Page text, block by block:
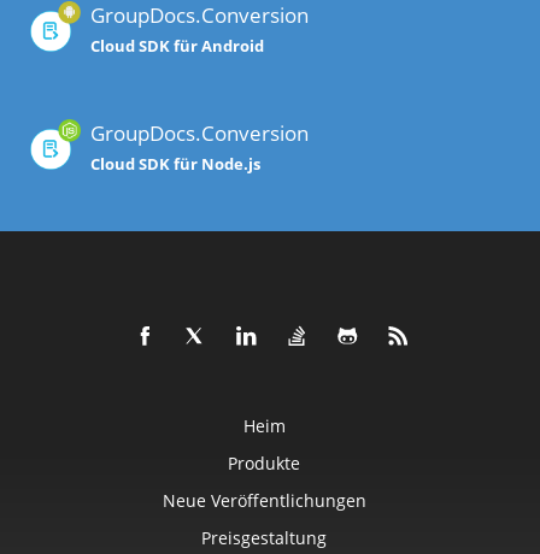
GroupDocs.Conversion
Cloud SDK für Android
GroupDocs.Conversion
Cloud SDK für Node.js
Heim
Produkte
Neue Veröffentlichungen
Preisgestaltung